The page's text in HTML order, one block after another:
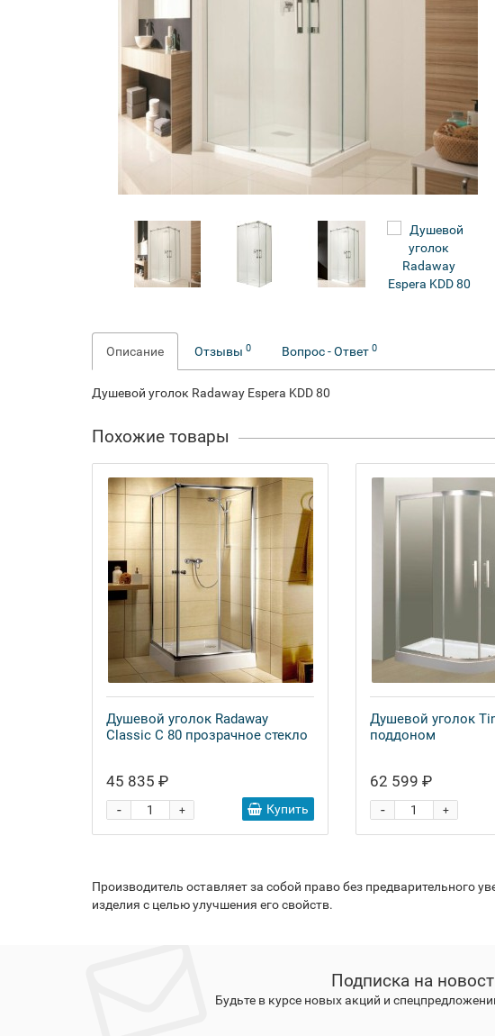
Описание Отзывы 0 Вопрос - Ответ 0
Душевой уголок Radaway Espera KDD 80
Похожие товары
Душевой уголок Radaway
Classic C 80 прозрачное стекло
45 835 ₽
+
- Купить
Душевой уголок
поддоном
62 599 ₽
+
-
Производитель оставляет за собой право без предварительного
изделия с целью улучшения его свойств.
Подписка на
Будьте в курсе новых акций и